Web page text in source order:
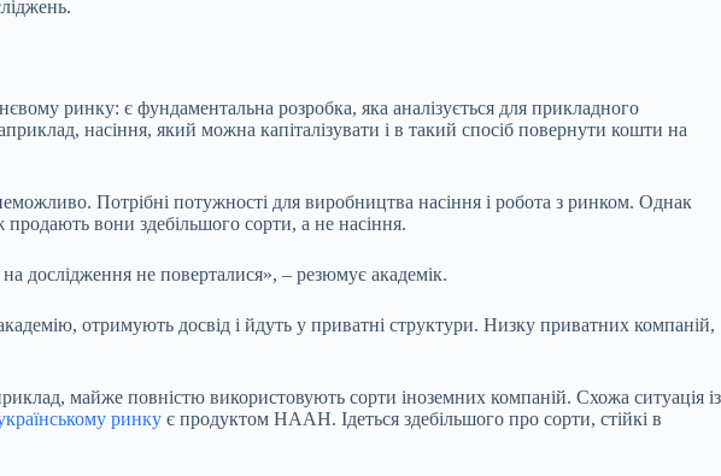
ринку: є фундаментальна розробка, яка аналізується для прикладного
насіння, який можна капіталізувати і в такий спосіб повернути кошти на
Потрібні потужності для виробництва насіння і робота з ринком. Однак
вони здебільшого сорти, а не насіння.
дослідження не поверталися», – резюмує академік.
отримують досвід і йдуть у приватні структури. Низку приватних компаній,
майже повністю використовують сорти іноземних компаній. Схожа ситуація із
ринку є продуктом НААН. Ідеться здебільшого про сорти, стійкі в